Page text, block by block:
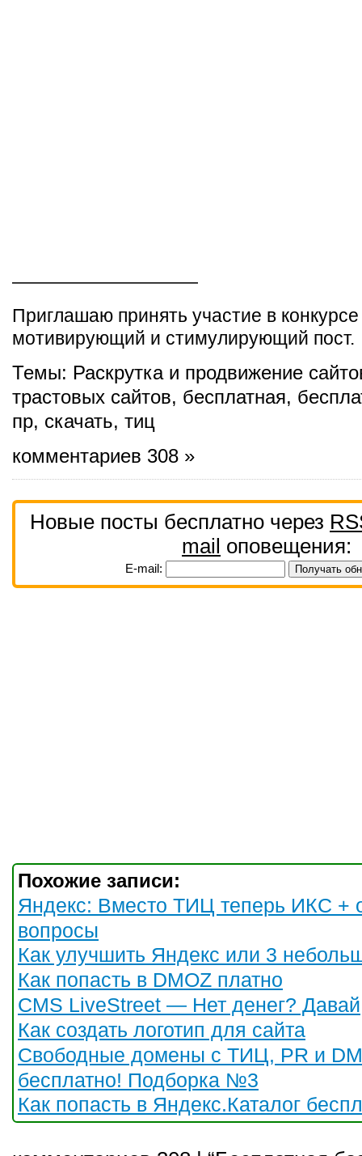
——————————
Приглашаю принять участие в
мотивирующий и стимулирующий пост.
Темы: Раскрутка и продвижение
трастовых сайтов, бесплатная,
пр, скачать, тиц
комментариев 308 »
Новые посты бесплатно через
mail оповещения:
E-mail:
Похожие записи:
Яндекс: Вместо ТИЦ теперь ИКС +
вопросы
Как улучшить Яндекс или 3
Как попасть в DMOZ платно
CMS LiveStreet — Нет денег?
Как создать логотип для сайта
Свободные домены с ТИЦ, PR и
бесплатно! Подборка №3
Как попасть в Яндекс.Каталог